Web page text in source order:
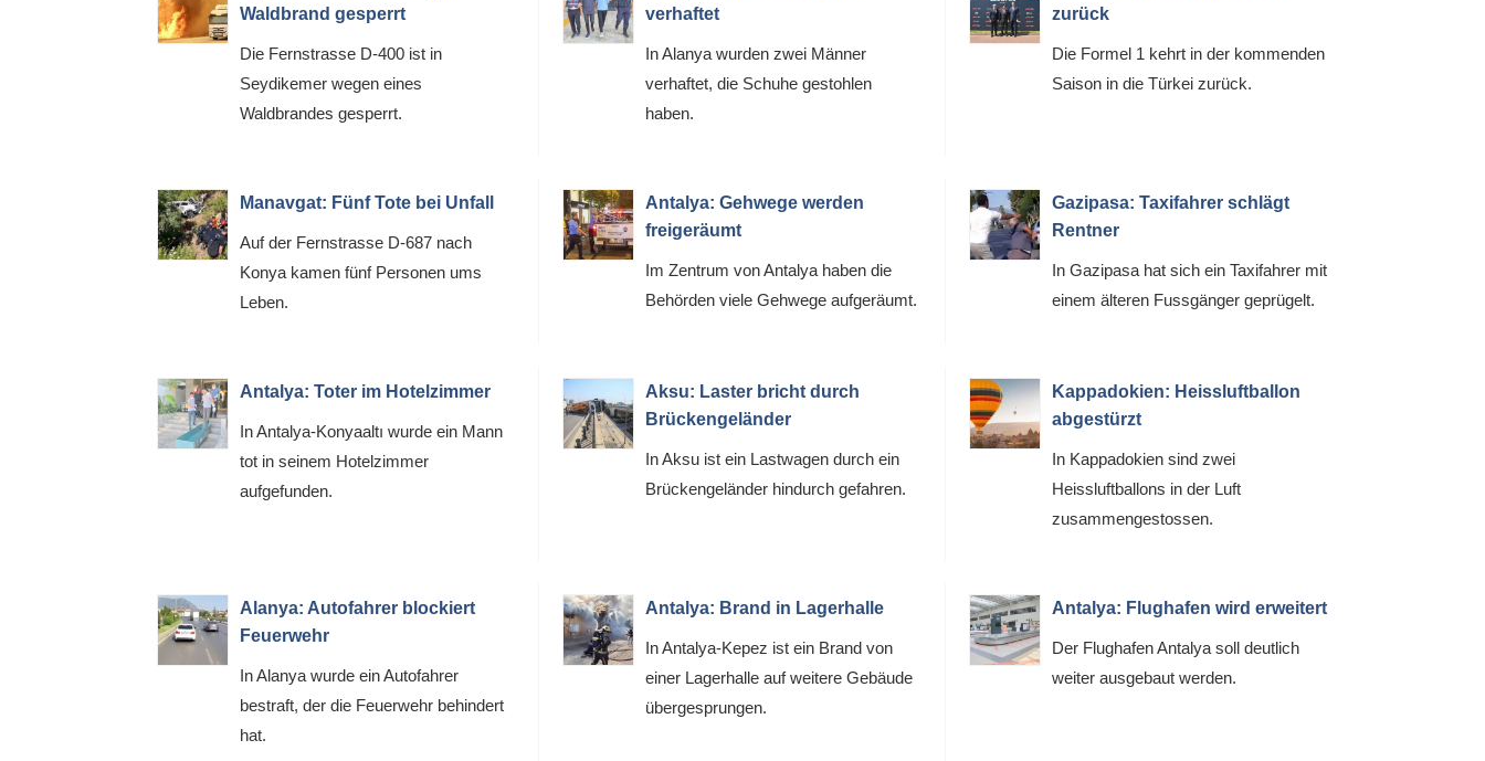
Waldbrand gesperrt
Die Fernstrasse D-400 ist in
Seydikemer wegen eines
Waldbrandes gesperrt.
verhaftet
In Alanya wurden zwei Männer
verhaftet, die Schuhe gestohlen
haben.
zurück
Die Formel 1 kehrt in der kommenden
Saison in die Türkei zurück.
Manavgat: Fünf Tote bei Unfall
Auf der Fernstrasse D-687 nach
Konya kamen fünf Personen ums
Leben.
Antalya: Gehwege werden
freigeräumt
Im Zentrum von Antalya haben die
Behörden viele Gehwege aufgeräumt.
Gazipasa: Taxifahrer schlägt
Rentner
In Gazipasa hat sich ein Taxifahrer mit
einem älteren Fussgänger geprügelt.
Antalya: Toter im Hotelzimmer
In Antalya-Konyaaltı wurde ein Mann
tot in seinem Hotelzimmer
aufgefunden.
Aksu: Laster bricht durch
Brückengeländer
In Aksu ist ein Lastwagen durch ein
Brückengeländer hindurch gefahren.
Kappadokien: Heissluftballon
abgestürzt
In Kappadokien sind zwei
Heissluftballons in der Luft
zusammengestossen.
Alanya: Autofahrer blockiert
Feuerwehr
In Alanya wurde ein Autofahrer
bestraft, der die Feuerwehr behindert
hat.
Antalya: Brand in Lagerhalle
In Antalya-Kepez ist ein Brand von
einer Lagerhalle auf weitere Gebäude
übergesprungen.
Antalya: Flughafen wird erweitert
Der Flughafen Antalya soll deutlich
weiter ausgebaut werden.